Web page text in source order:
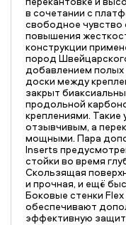
в сочетании с
свободное чувство
повышения
конструкции
пород
добавлением полых
доски между
закрыт
продольной
креплениями.
отзывчивым, а
мощными. Пара
Inserts
стойки во время
Скользящая
и прочная, и ещё
Боковые стенки
обеспечивают
эффективную